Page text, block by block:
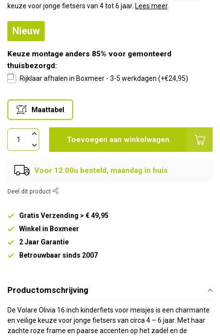
keuze voor jonge fietsers van 4 tot 6 jaar. Lees meer.
Nieuw
Keuze montage anders 85% voor gemonteerd
thuisbezorgd:
Rijklaar afhalen in Boxmeer - 3-5 werkdagen (+€24,95)
Maattabel
Toevoegen aan winkelwagen
Voor 12.00u besteld, maandag in huis
Deel dit product
Gratis Verzending > € 49,95
Winkel in Boxmeer
2 Jaar Garantie
Betrouwbaar sinds 2007
Productomschrijving
De Volare Olivia 16 inch kinderfiets voor meisjes is een charmante
en veilige keuze voor jonge fietsers van circa 4 – 6 jaar. Met haar
zachte roze frame en paarse accenten op het zadel en de